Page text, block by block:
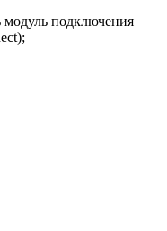
модуль подключения